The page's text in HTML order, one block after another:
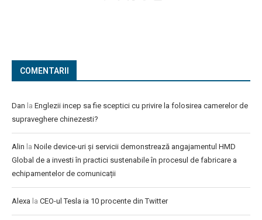
COMENTARII
Dan la Englezii incep sa fie sceptici cu privire la folosirea camerelor de
supraveghere chinezesti?
Alin la Noile device-uri și servicii demonstrează angajamentul HMD
Global de a investi în practici sustenabile în procesul de fabricare a
echipamentelor de comunicații
Alexa la CEO-ul Tesla ia 10 procente din Twitter